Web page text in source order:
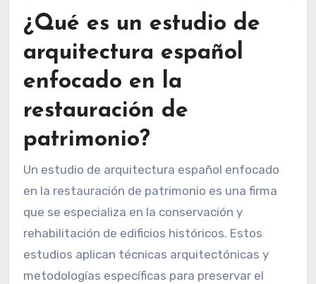
¿Qué es un estudio de
arquitectura español
enfocado en la
restauración de
patrimonio?
Un estudio de arquitectura español enfocado
en la restauración de patrimonio es una firma
que se especializa en la conservación y
rehabilitación de edificios históricos. Estos
estudios aplican técnicas arquitectónicas y
metodologías específicas para preservar el